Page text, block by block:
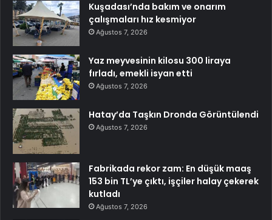
Kuşadası’nda bakım ve onarım
çalışmaları hız kesmiyor
Ağustos 7, 2026
Yaz meyvesinin kilosu 300 liraya
fırladı, emekli isyan etti
Ağustos 7, 2026
Hatay’da Taşkın Dronda Görüntülendi
Ağustos 7, 2026
Fabrikada rekor zam: En düşük maaş
153 bin TL’ye çıktı, işçiler halay çekerek
kutladı
Ağustos 7, 2026